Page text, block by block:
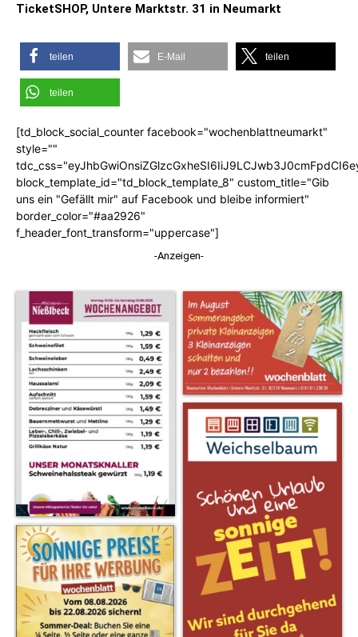
TicketSHOP, Untere Marktstr. 31 in Neumarkt
teilen E-Mail teilen
teilen
[td_block_social_counter facebook="wochenblattneumarkt"
style=""
block_template_id="td_block_template_8" custom_title="Gib
uns ein "Gefällt mir" auf Facebook und bleibe informiert"
border_color="#aa2926"
f_header_font_transform="uppercase"]
-Anzeigen-